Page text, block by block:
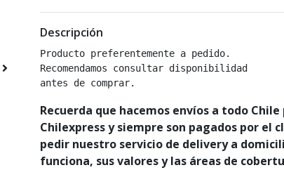
Descripción
Producto preferentemente a pedido.
Recomendamos consultar disponibilidad
antes de comprar.
Recuerda que hacemos envíos a todo
Chilexpress y siempre son pagados por el
pedir nuestro servicio de delivery a
funciona, sus valores y las áreas de